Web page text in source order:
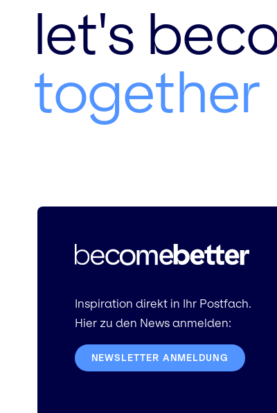
let's
together
Inspiration direkt in Ihr Postfach.
Hier zu den News anmelden:
NEWSLETTER ANMELDUNG